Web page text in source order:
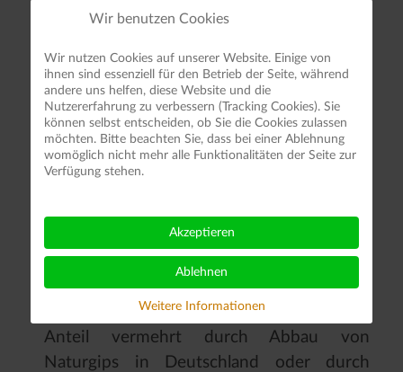
Dezember 2020 wird auf eine
Bundesregierung (Januar 2020) verwiesen:
„Gipsrecycling wird den zukünftigen
Bedarf […] nur in begrenztem Maße
decken können. Entsprechend ist die
Ausweisung neuer Abbaugebiete für
Gipsmengen bereitzustellen.“
Die Bundesländer sprachen sich in ihrer
Stellungnahme zum Kohleausstiegsgesetz
(März 2020) dafür aus, den REA-Gips-
Anteil vermehrt durch Abbau von
Naturgips in Deutschland oder durch
Wir benutzen Cookies
Wir nutzen Cookies auf unserer Website. Einige von
ihnen sind essenziell für den Betrieb der Seite, während
andere uns helfen, diese Website und die
Nutzererfahrung zu verbessern (Tracking Cookies). Sie
können selbst entscheiden, ob Sie die Cookies zulassen
möchten. Bitte beachten Sie, dass bei einer Ablehnung
womöglich nicht mehr alle Funktionalitäten der Seite zur
Verfügung stehen.
Akzeptieren
Ablehnen
Weitere Informationen